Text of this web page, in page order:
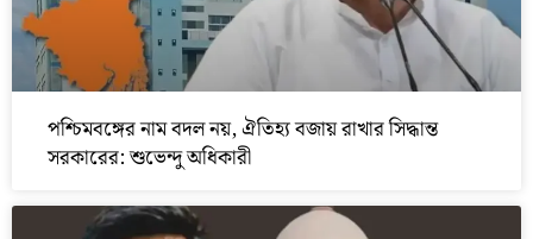
পশ্চিমবঙ্গের নাম বদল নয়, ঐতিহ্য বজায় রাখার সিদ্ধান্ত
সরকারের: শুভেন্দু অধিকারী